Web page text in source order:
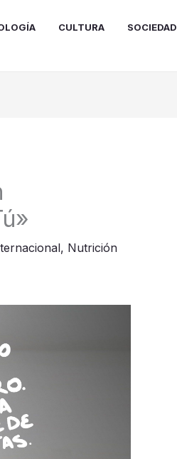
CULTURA
SOCIEDAD
, Nutrición